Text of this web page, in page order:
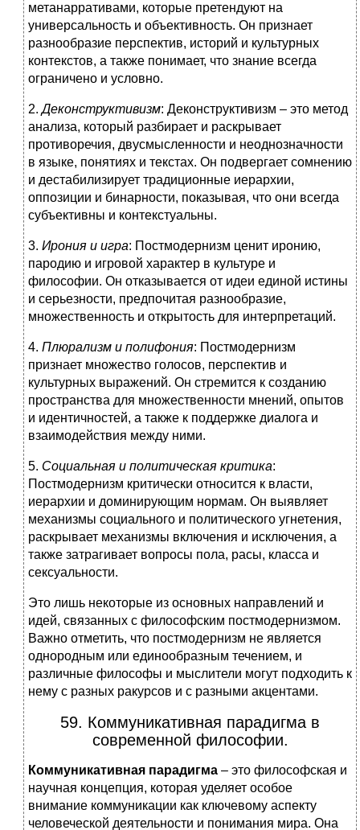
метанарративами, которые претендуют на
универсальность и объективность. Он признает
разнообразие перспектив, историй и культурных
контекстов, а также понимает, что знание всегда
ограничено и условно.
2.Деконструктивизм: Деконструктивизм – это метод
анализа, который разбирает и раскрывает
противоречия, двусмысленности и неоднозначности
в языке, понятиях и текстах. Он подвергает сомнению
и дестабилизирует традиционные иерархии,
оппозиции и бинарности, показывая, что они всегда
субъективны и контекстуальны.
3. Ирония и игра: Постмодернизм ценит иронию,
пародию и игровой характер в культуре и
философии. Он отказывается от идеи единой истины
и серьезности, предпочитая разнообразие,
множественность и открытость для интерпретаций.
4. Плюрализм и полифония: Постмодернизм
признает множество голосов, перспектив и
культурных выражений. Он стремится к созданию
пространства для множественности мнений, опытов
и идентичностей, а также к поддержке диалога и
взаимодействия между ними.
5. Социальная и политическая критика:
Постмодернизм критически относится к власти,
иерархии и доминирующим нормам. Он выявляет
механизмы социального и политического угнетения,
раскрывает механизмы включения и исключения, а
также затрагивает вопросы пола, расы, класса и
сексуальности.
Это лишь некоторые из основных направлений и
идей, связанных с философским постмодернизмом.
Важно отметить, что постмодернизм не является
однородным или единообразным течением, и
различные философы и мыслители могут подходить к
нему с разных ракурсов и с разными акцентами.
59. Коммуникативная парадигма в
современной философии.
Коммуникативная парадигма – это философская и
научная концепция, которая уделяет особое
внимание коммуникации как ключевому аспекту
человеческой деятельности и понимания мира. Она